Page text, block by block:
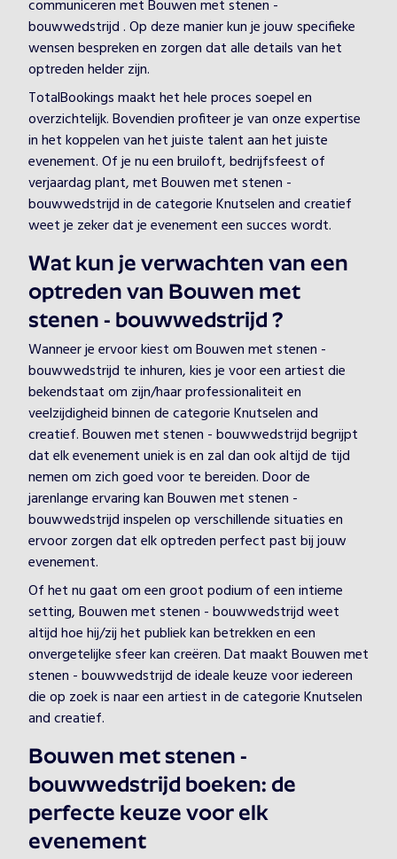
communiceren met Bouwen met stenen -
bouwwedstrijd . Op deze manier kun je jouw specifieke
wensen bespreken en zorgen dat alle details van het
optreden helder zijn.
TotalBookings maakt het hele proces soepel en
overzichtelijk. Bovendien profiteer je van onze expertise
in het koppelen van het juiste talent aan het juiste
evenement. Of je nu een bruiloft, bedrijfsfeest of
verjaardag plant, met Bouwen met stenen -
bouwwedstrijd in de categorie Knutselen and creatief
weet je zeker dat je evenement een succes wordt.
Wat kun je verwachten van een
optreden van Bouwen met
stenen - bouwwedstrijd ?
Wanneer je ervoor kiest om Bouwen met stenen -
bouwwedstrijd te inhuren, kies je voor een artiest die
bekendstaat om zijn/haar professionaliteit en
veelzijdigheid binnen de categorie Knutselen and
creatief. Bouwen met stenen - bouwwedstrijd begrijpt
dat elk evenement uniek is en zal dan ook altijd de tijd
nemen om zich goed voor te bereiden. Door de
jarenlange ervaring kan Bouwen met stenen -
bouwwedstrijd inspelen op verschillende situaties en
ervoor zorgen dat elk optreden perfect past bij jouw
evenement.
Of het nu gaat om een groot podium of een intieme
setting, Bouwen met stenen - bouwwedstrijd weet
altijd hoe hij/zij het publiek kan betrekken en een
onvergetelijke sfeer kan creëren. Dat maakt Bouwen met
stenen - bouwwedstrijd de ideale keuze voor iedereen
die op zoek is naar een artiest in de categorie Knutselen
and creatief.
Bouwen met stenen -
bouwwedstrijd boeken: de
perfecte keuze voor elk
evenement